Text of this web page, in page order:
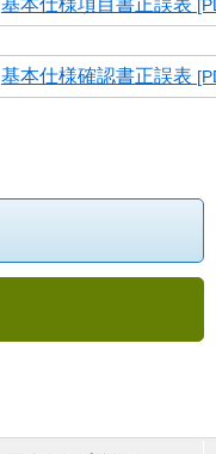
基本仕様項目書正誤表
基本仕様確認書正誤表